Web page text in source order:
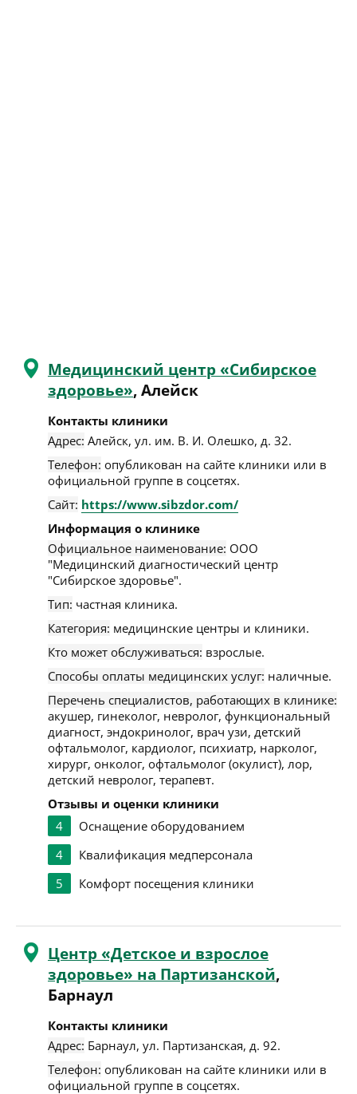
Медицинский центр «Сибирское
здоровье», Алейск
Контакты клиники
Адрес: Алейск, ул. им. В. И. Олешко, д. 32.
Телефон: опубликован на сайте клиники или в
официальной группе в соцсетях.
Сайт: https://www.sibzdor.com/
Информация о клинике
Официальное наименование: ООО
"Медицинский диагностический центр
"Сибирское здоровье".
Тип: частная клиника.
Категория: медицинские центры и клиники.
Кто может обслуживаться: взрослые.
Способы оплаты медицинских услуг: наличные.
Перечень специалистов, работающих в клинике:
акушер, гинеколог, невролог, функциональный
диагност, эндокринолог, врач узи, детский
офтальмолог, кардиолог, психиатр, нарколог,
хирург, онколог, офтальмолог (окулист), лор,
детский невролог, терапевт.
Отзывы и оценки клиники
4
Оснащение оборудованием
4
Квалификация медперсонала
5
Комфорт посещения клиники
Центр «Детское и взрослое
здоровье» на Партизанской,
Барнаул
Контакты клиники
Адрес: Барнаул, ул. Партизанская, д. 92.
Телефон: опубликован на сайте клиники или в
официальной группе в соцсетях.